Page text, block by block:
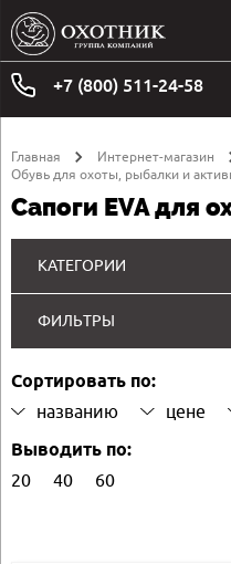
+7 (800) 511-24-58
Главная
Интернет-магазин
Обувь для охоты, рыбалки и
Cапоги EVA для
КАТЕГОРИИ
ФИЛЬТРЫ
Сортировать по:
названию цене
Выводить по:
20 40 60